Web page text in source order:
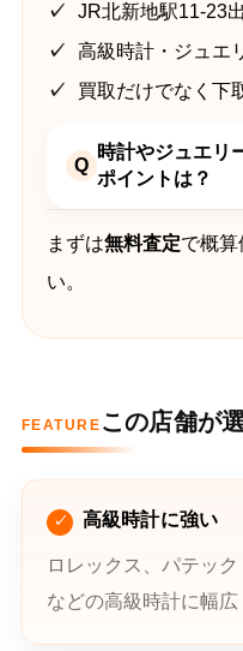
JR北新地駅11-23
高級時計・ジュエ
買取だけでなく下
Q
時計やジュエリ
ポイントは？
まずは無料査定で概算
い。
FEATURE この店舗が
高級時計に強い
ロレックス、パテッ
などの高級時計に幅広